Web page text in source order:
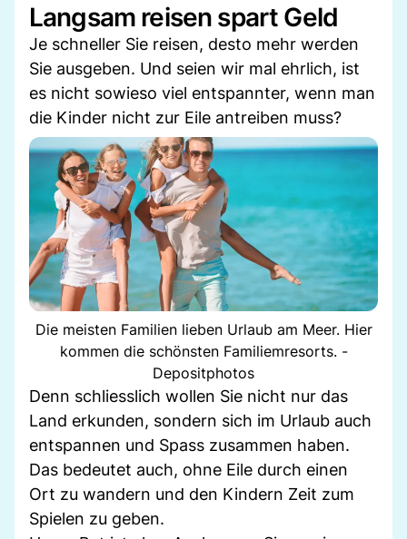
Langsam reisen spart Geld
Je schneller Sie reisen, desto mehr werden
Sie ausgeben. Und seien wir mal ehrlich, ist
es nicht sowieso viel entspannter, wenn man
die Kinder nicht zur Eile antreiben muss?
Die meisten Familien lieben Urlaub am Meer. Hier
kommen die schönsten Familiemresorts. -
Depositphotos
Denn schliesslich wollen Sie nicht nur das
Land erkunden, sondern sich im Urlaub auch
entspannen und Spass zusammen haben.
Das bedeutet auch, ohne Eile durch einen
Ort zu wandern und den Kindern Zeit zum
Spielen zu geben.